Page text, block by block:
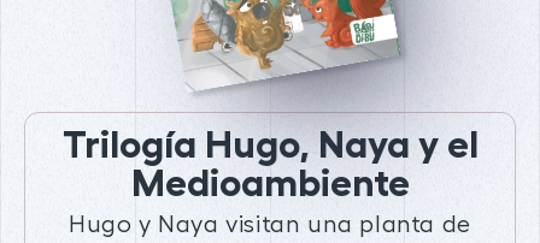
Trilogía Hugo, Naya y el
Medioambiente
Hugo y Naya visitan una planta de